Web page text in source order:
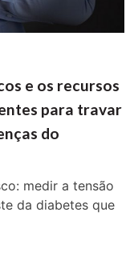
e os recursos
para travar
do
medir a tensão
da diabetes que